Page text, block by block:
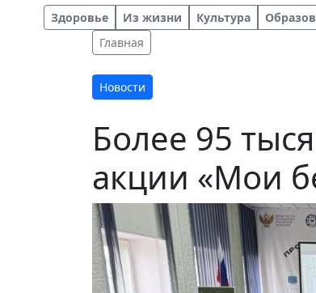
Здоровье Из жизни Культура
Главная
Новости
Более 95
акции «Мои